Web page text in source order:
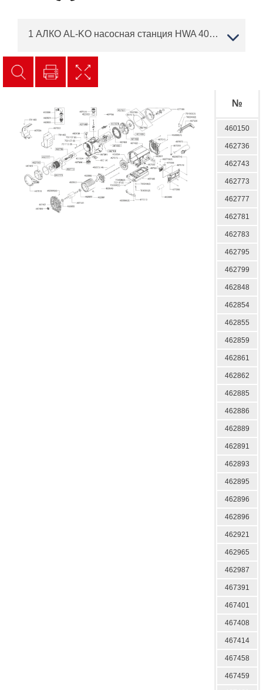
1 АЛКО AL-KO насосная станция HWA 4000 Comfort Артикул: 113139
№
460150
462736
462743
462773
462777
462781
462783
462795
462799
462848
462854
462855
462859
462861
462862
462885
462886
462889
462891
462893
462895
462896
462896
462921
462965
462987
467391
467401
467408
467414
467458
467459